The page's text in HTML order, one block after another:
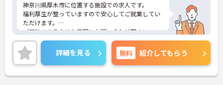
神奈川県厚木市に位置する施設での求人です。
福利厚生が整っていますので安心してご就業してい
ただけます。
ご興味のある方はお気軽にお問い合わせ下さい。
詳細を見る 無料 紹介してもらう